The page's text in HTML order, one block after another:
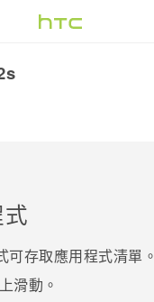
可存取應用程式清單。
滑動。